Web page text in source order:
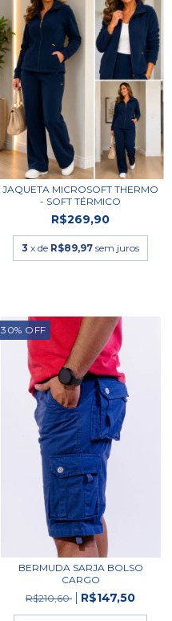
JAQUETA MICROSOFT THERMO
- SOFT TÉRMICO
R$269,90
3 x de R$89,97 sem juros
30% OFF
BERMUDA SARJA BOLSO
CARGO
R$210,60
R$147,50